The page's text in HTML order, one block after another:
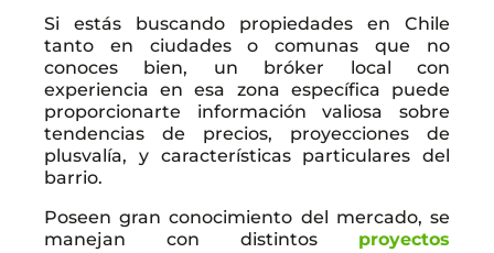
Si estás buscando propiedades en Chile
tanto en ciudades o comunas que no
conoces bien, un bróker local con
experiencia en esa zona específica puede
proporcionarte información valiosa sobre
tendencias de precios, proyecciones de
plusvalía, y características particulares del
barrio.
Poseen gran conocimiento del mercado, se
manejan con distintos proyectos